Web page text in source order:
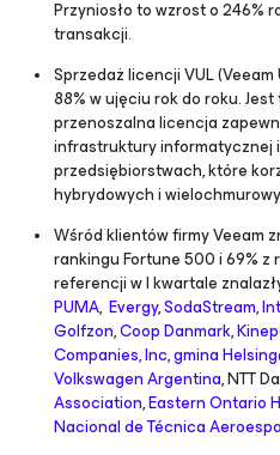
Przyniosło to wzrost o 246%
transakcji.
Sprzedaż licencji VUL
88% w ujęciu rok do roku.
przenoszalna licencja
infrastruktury informatycznej
przedsiębiorstwach, które
hybrydowych i
Wśród klientów firmy Veeam
rankingu Fortune 500 i 69%
referencji w I kwartale
PUMA, Evergy,SodaStream,
Golfzon,Coop Danmark,
Companies, Inc,gmina
Volkswagen Argentina, NTT
Association,Eastern Ontario
Nacional de Técnica